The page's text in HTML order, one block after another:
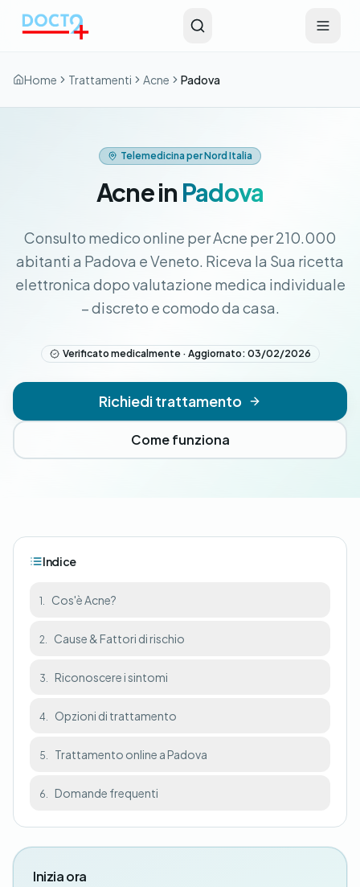
Home Trattamenti Acne Padova
Telemedicina per Nord Italia
Acne in Padova
Consulto medico online per Acne per 210.000
abitanti a Padova e Veneto. Riceva la Sua ricetta
elettronica dopo valutazione medica individuale
– discreto e comodo da casa.
Verificato medicalmente · Aggiornato: 03/02/2026
Richiedi trattamento
Come funziona
Indice
1. Cos'è Acne?
2. Cause & Fattori di rischio
3. Riconoscere i sintomi
4. Opzioni di trattamento
5. Trattamento online a Padova
6. Domande frequenti
Inizia ora